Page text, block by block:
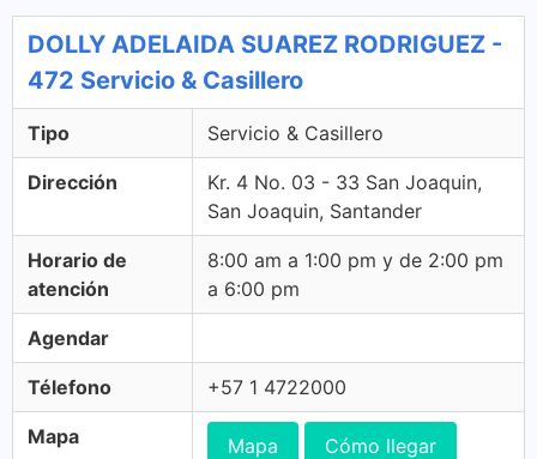
DOLLY ADELAIDA SUAREZ RODRIGUEZ -
472 Servicio & Casillero
Tipo Servicio & Casillero
Dirección
Kr. 4 No. 03 - 33 San Joaquin,
San Joaquin, Santander
Horario de
atención
8:00 am a 1:00 pm y de 2:00 pm
a 6:00 pm
Agendar
Télefono +57 1 4722000
Mapa Mapa Cómo llegar